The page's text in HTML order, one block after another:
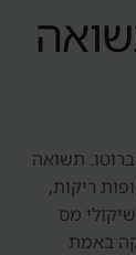
תשואה
ריקות,
מס
באמת